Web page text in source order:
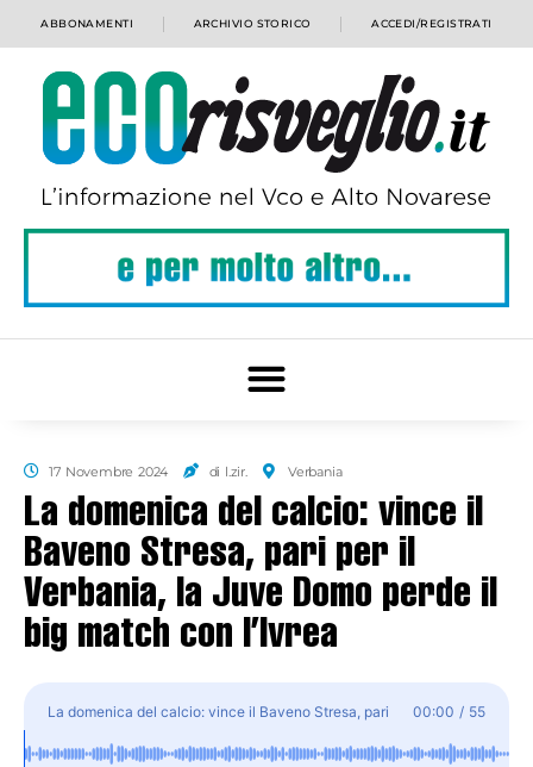
ABBONAMENTI ARCHIVIO STORICO ACCEDI/REGISTRATI
17 Novembre 2024 di l.zir. Verbania
La domenica del calcio: vince il
Baveno Stresa, pari per il
Verbania, la Juve Domo perde il
big match con l’Ivrea
La domenica del calcio: vince il Baveno Stresa, pari
per il Verbania, la Juve Domo perde il big match con
00:00 / 55